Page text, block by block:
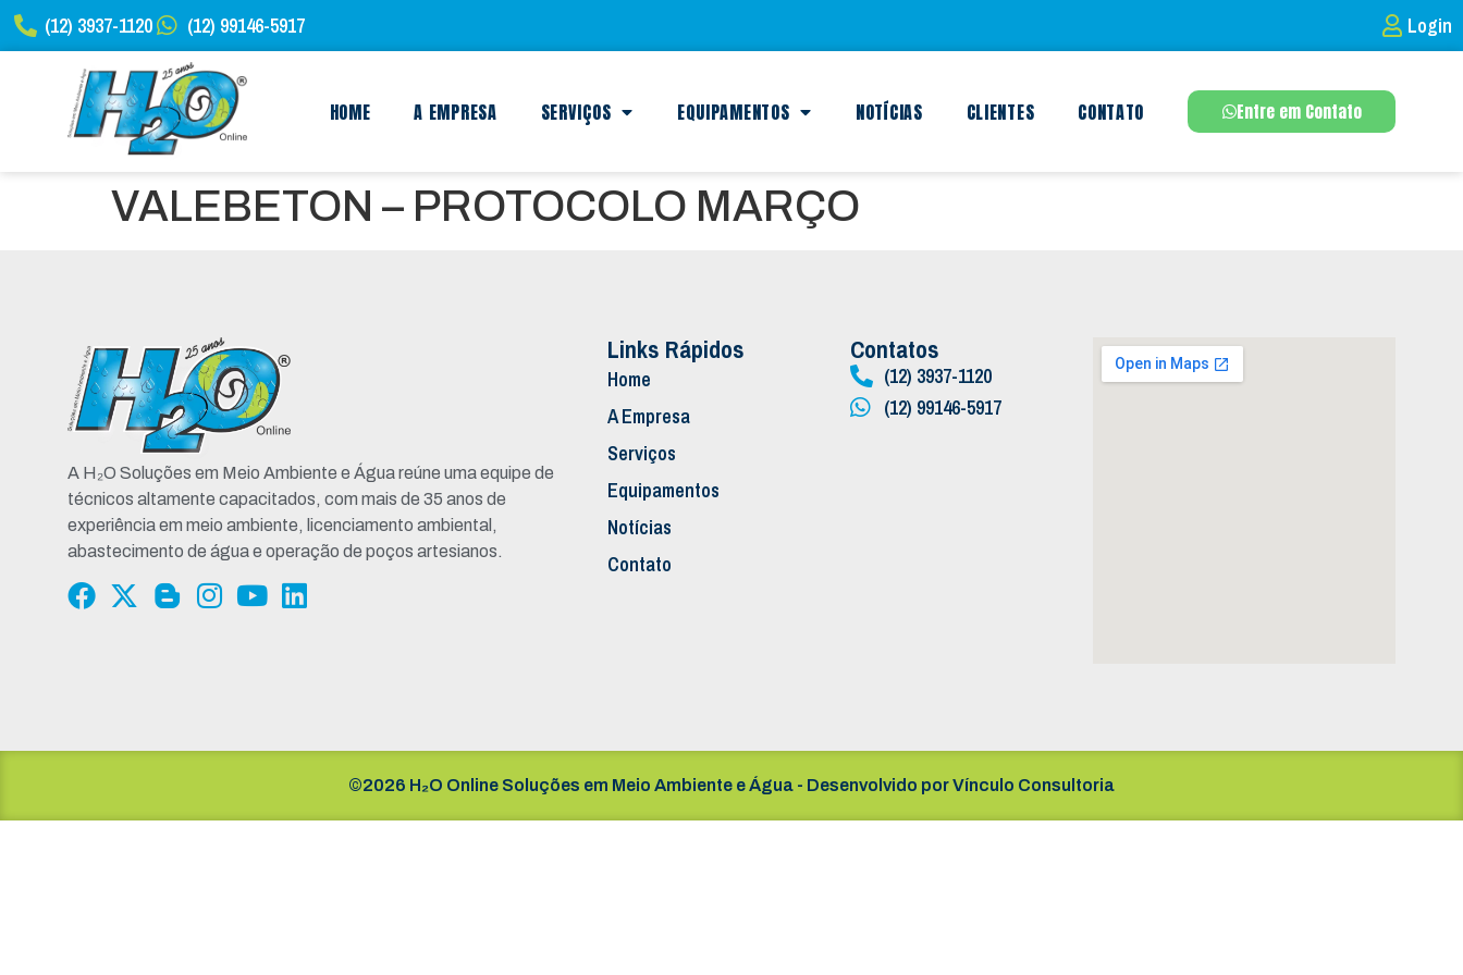
(12) 3937-1120 (12) 99146-5917 Login
HOME A EMPRESA SERVIÇOS EQUIPAMENTOS NOTÍCIAS CLIENTES CONTATO Entre em Contato
VALEBETON – PROTOCOLO MARÇO
A H₂O Soluções em Meio Ambiente e Água reúne uma equipe de
técnicos altamente capacitados, com mais de 35 anos de
experiência em meio ambiente, licenciamento ambiental,
abastecimento de água e operação de poços artesianos.
Links Rápidos
Home
A Empresa
Serviços
Equipamentos
Notícias
Contato
Contatos
(12) 3937-1120
(12) 99146-5917
©2026 H₂O Online Soluções em Meio Ambiente e Água - Desenvolvido porVínculo Consultoria